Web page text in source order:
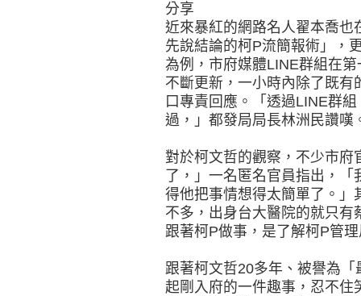
分享
近來暴紅的網路名人翟本喬也
先說結論的柯P流簡報術」，
為例，市府媒體LINE群組在
不斷更新，一小時內除了既
口專責回應。「透過LINE群
過，」都發局局長林洲民讚嘆
對於柯文哲的觀察，不少市府
了，」一名匿名官員指出，
得他把事情想得太簡單了。」
不多，出身台大醫院的就只
跟著柯P做事，是了解柯P管
跟著柯文哲20多年、被譽為
起剛入府的一件趣事，忍不住